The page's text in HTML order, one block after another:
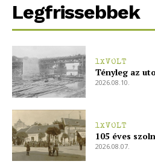
szubjektív
Legfrissebbek
1XVOLT
Tényleg az
2026.08.10.
1XVOLT
105 éves
2026.08.07.